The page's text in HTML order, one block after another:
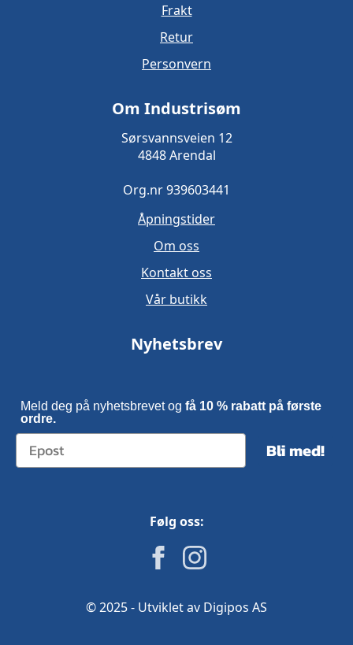
Frakt
Retur
Personvern
Om Industrisøm
Sørsvannsveien 12
4848 Arendal
Org.nr 939603441
Åpningstider
Om oss
Kontakt oss
Vår butikk
Nyhetsbrev
Meld deg på nyhetsbrevet og få 10 % rabatt på første
ordre.
Bli med!
Følg oss:
© 2025 - Utviklet av Digipos AS